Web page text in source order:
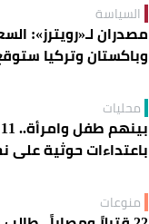
السياسة
مصدران لـ«رويترز»:
وباكستان وتركيا
محليات
باعتداءات حوثية على
منوعات